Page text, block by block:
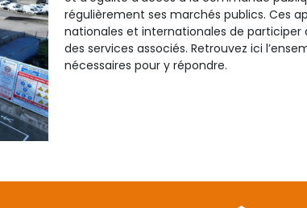
régulièrement ses marchés publics. Ces
nationales et internationales de
des services associés. Retrouvez ici
nécessaires pour y répondre.